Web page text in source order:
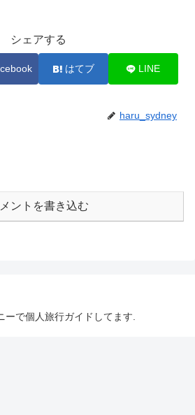
シェアする
はてブ LINE
haru_sydney
ントを書き込む
で個人旅行ガイドしてます.